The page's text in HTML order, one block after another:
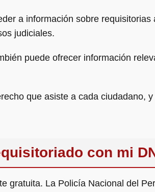
a información sobre
judiciales.
puede ofrecer información
que asiste a cada ciudadano,
con mi
gratuita. La Policía Nacional del